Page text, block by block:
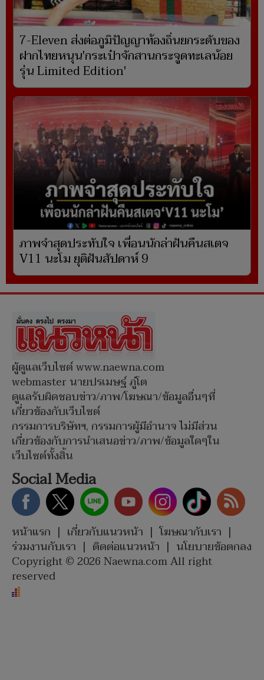
7-Eleven ส่งต่อภูมิปัญญาท้องถิ่นยกระดับของ
ฝากไทยหนุน'กระเป๋าจักสานกระจูดทะเลน้อย
รุ่น Limited Edition'
ภาพจำสุดประทับใจ เพื่อนนักล่าฝันคืนสเตจ
V11 นะโม ยุติฝันสัปดาห์ 9
ผู้ดูแลเว็บไซต์ www.naewna.com
webmaster นายปรเมษฐ์ ภู่โต
ดูแลรับผิดชอบข่าว/ภาพ/โฆษณา/ข้อมูลอื่นๆที่
เกี่ยวข้องกับเว็บไซต์
กรรมการบริษัทฯ, กรรมการผู้มีอำนาจ ไม่มีส่วน
เกี่ยวข้องกับการนำเสนอข่าว/ภาพ/ข้อมูลใดๆใน
เว็บไซต์ทั้งสิ้น
Social Media
หน้าแรก | เกี่ยวกับแนวหน้า | โฆษณากับเรา |
ร่วมงานกับเรา | ติดต่อแนวหน้า | นโยบายข้อตกลง
Copyright © 2026 Naewna.com All right
reserved